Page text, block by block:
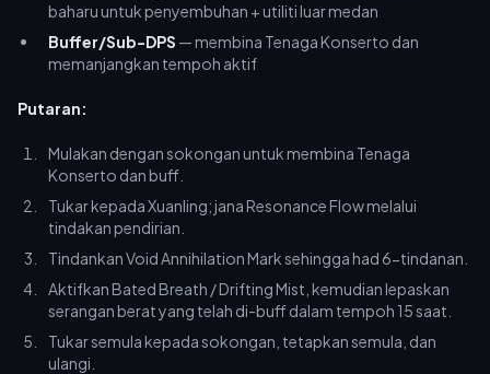
baharu untuk penyembuhan + utiliti luar medan
Buffer/Sub-DPS — membina Tenaga Konserto dan
memanjangkan tempoh aktif
Putaran:
Mulakan dengan sokongan untuk membina Tenaga
Konserto dan buff.
Tukar kepada Xuanling; jana Resonance Flow melalui
tindakan pendirian.
Tindankan Void Annihilation Mark sehingga had 6-tindanan.
Aktifkan Bated Breath / Drifting Mist, kemudian lepaskan
serangan berat yang telah di-buff dalam tempoh 15 saat.
Tukar semula kepada sokongan, tetapkan semula, dan
ulangi.